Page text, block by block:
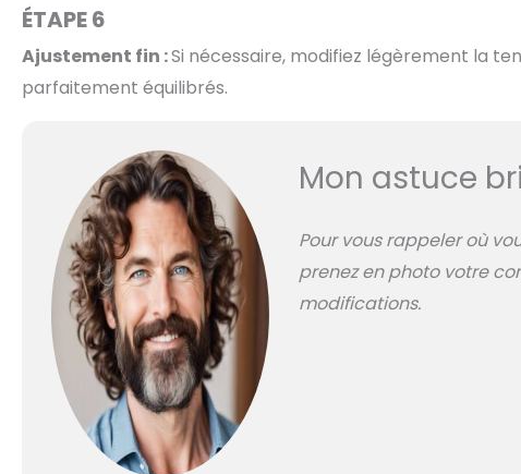
ÉTAPE 6
Ajustement fin :Si nécessaire, modifiez légèrement la
parfaitement équilibrés.
Mon astuce
Pour vous rappeler où
prenez en photo votre
modifications.